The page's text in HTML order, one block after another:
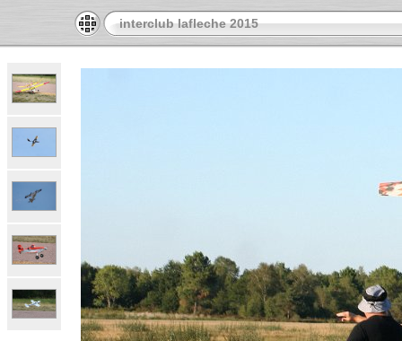
interclub lafleche 2015